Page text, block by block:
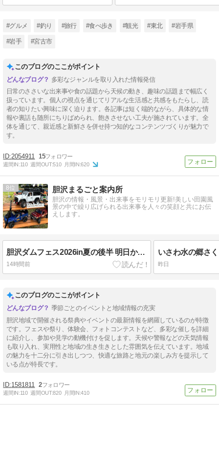
#グルメ #釣り #旅行 #食べ歩き #観光 #東北 #岩手県
#岩手 #宮古市
このブログのここがポイント
多彩なジャンルを取り入れた情報発信
日常のささいな出来事や食の話題から天候の動き、趣味の話題まで幅広く
扱っています。個人の視点を通じてリアルな生活感と共感をもたらし、読
者の知りたい興味に深く迫ります。各記事は短く端的ながら、具体的な情
報や裏話も随所にちりばめられ、飽きさせない工夫が施されています。全
体を通じて、親近感と新鮮さを併せ持つ知的なコンテンツづくりが魅力で
す。
2054911 15
週間IN:110 週間OUT:510 月間IN:620
8 胆沢まるごと案内所
胆沢の情報・風景・出来事をモリモリ更新!美しい田園風
景の中で繰り広げられる出来事を人々の笑顔と共にお伝
えします。
胆沢ダムフェス2026in夏の後半 明日から２日間開催
14時間前 昨日
このブログのここがポイント
季節ごとのイベントと地域情報の充実
胆沢地域で開催される祭典やイベントの最新情報を網羅しているのが特徴
です。フェスや祭り、体験会、フォトコンテストなど、多彩な催しを詳細
に紹介し、参加や見学の動機付けを促します。天候や警報などの天気情報
も取り入れ、実用性と地域の生き生きとした雰囲気を伝えています。地域
の魅力を十二分に引き出しつつ、快適な旅路と地元の楽しみ方を提示して
いる点が特長です。
1581811 2
週間IN:110 週間OUT:820 月間IN:410